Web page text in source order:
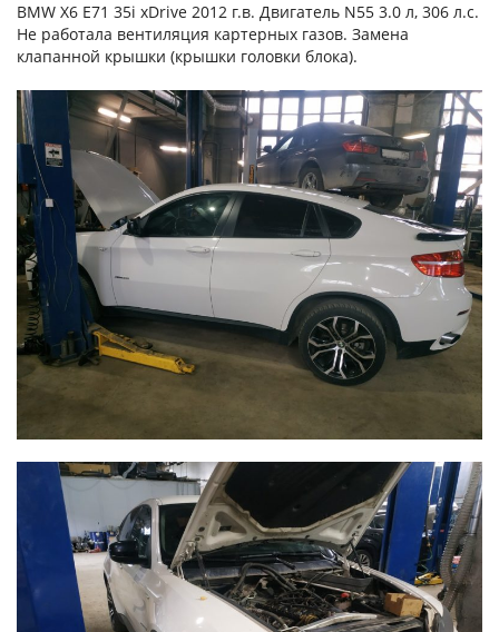
BMW X6 E71 35i xDrive 2012 г.в. Двигатель N55 3.0 л, 306 л.с.
Не работала вентиляция картерных газов. Замена
клапанной крышки (крышки головки блока).